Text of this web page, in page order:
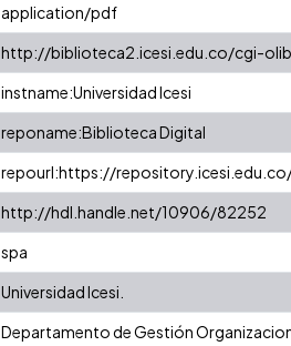
application/pdf
http://biblioteca2.icesi.edu.co/cgi-
instname:Universidad Icesi
reponame:Biblioteca Digital
repourl:https://
http://hdl.handle.net/10906/82252
spa
Universidad Icesi.
Departamento de Gestión